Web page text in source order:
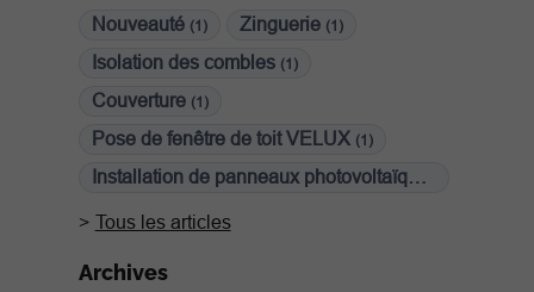
Nouveauté (1) Zinguerie (1)
Isolation des combles (1)
Couverture (1)
Pose de fenêtre de toit VELUX (1)
Installation de panneaux photovoltaïques
Tous les articles
Archives